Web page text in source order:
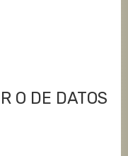
O DE DATOS